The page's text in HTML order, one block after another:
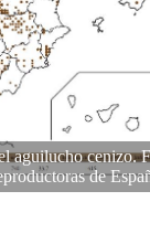
aguilucho cenizo.
de